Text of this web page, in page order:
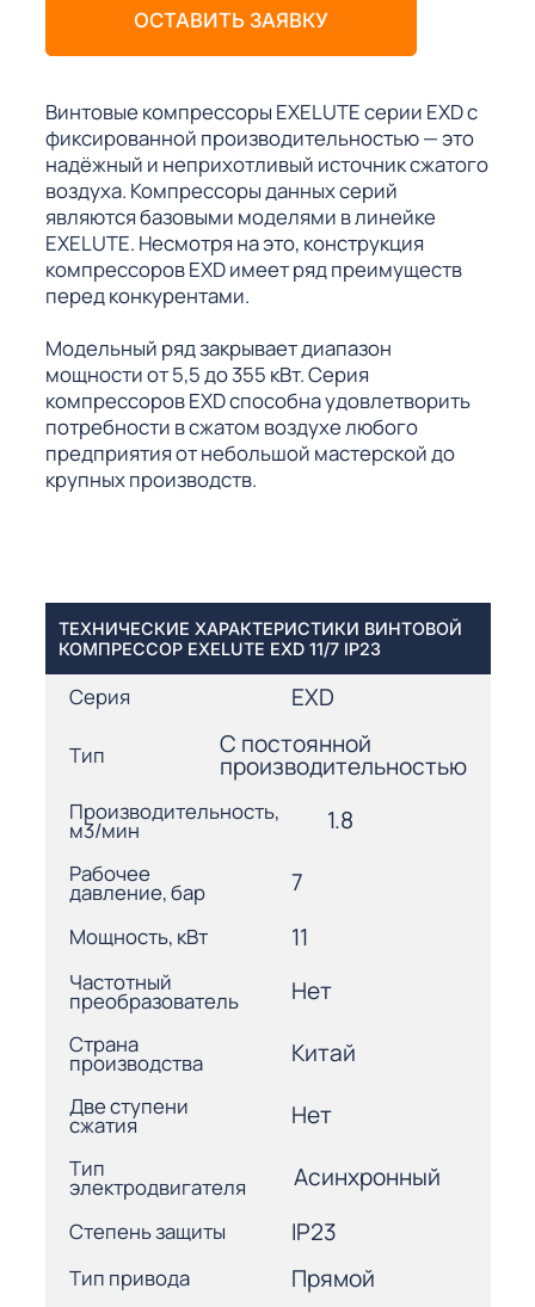
ОСТАВИТЬ ЗАЯВКУ
Винтовые компрессоры EXELUTE серии EXD с
фиксированной производительностью — это
надёжный и неприхотливый источник сжатого
воздуха. Компрессоры данных серий
являются базовыми моделями в линейке
EXELUTE. Несмотря на это, конструкция
компрессоров EXD имеет ряд преимуществ
перед конкурентами.
Модельный ряд закрывает диапазон
мощности от 5,5 до 355 кВт. Серия
компрессоров EXD способна удовлетворить
потребности в сжатом воздухе любого
предприятия от небольшой мастерской до
крупных производств.
ТЕХНИЧЕСКИЕ ХАРАКТЕРИСТИКИ ВИНТОВОЙ
КОМПРЕССОР EXELUTE EXD 11/7 IP23
Серия EXD
Тип С постоянной
производительностью
Производительность,
м3/мин 1.8
Рабочее
давление, бар 7
Мощность, кВт 11
Частотный
преобразователь Нет
Страна
производства Китай
Две ступени
сжатия Нет
Тип
электродвигателя Асинхронный
Степень защиты IP23
Тип привода Прямой